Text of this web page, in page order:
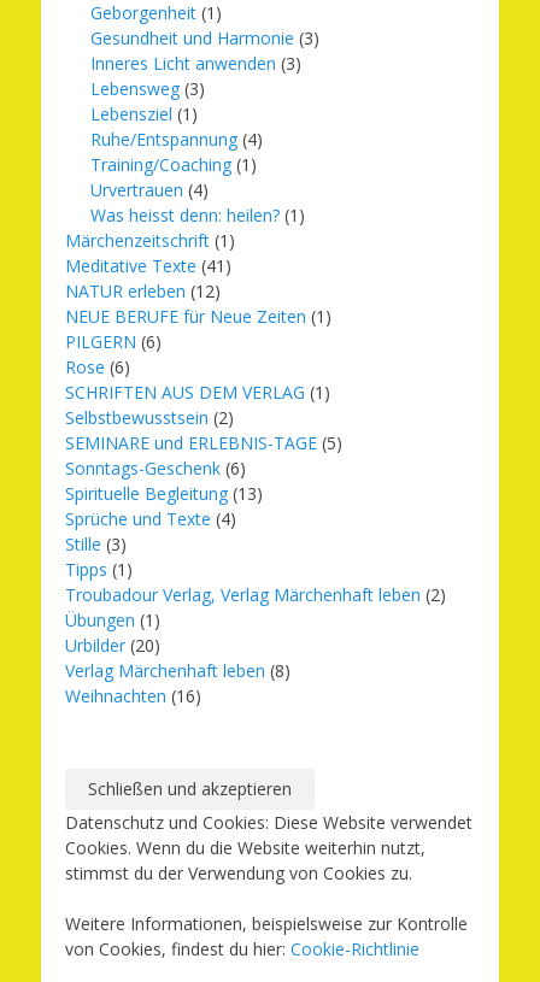
Geborgenheit (1)
Gesundheit und Harmonie (3)
Inneres Licht anwenden (3)
Lebensweg (3)
Lebensziel (1)
Ruhe/Entspannung (4)
Training/Coaching (1)
Urvertrauen (4)
Was heisst denn: heilen? (1)
Märchenzeitschrift (1)
Meditative Texte (41)
NATUR erleben (12)
NEUE BERUFE für Neue Zeiten (1)
PILGERN (6)
Rose (6)
SCHRIFTEN AUS DEM VERLAG (1)
Selbstbewusstsein (2)
SEMINARE und ERLEBNIS-TAGE (5)
Sonntags-Geschenk (6)
Spirituelle Begleitung (13)
Sprüche und Texte (4)
Stille (3)
Tipps (1)
Troubadour Verlag, Verlag Märchenhaft leben (2)
Übungen (1)
Urbilder (20)
Verlag Märchenhaft leben (8)
Weihnachten (16)
Datenschutz und Cookies: Diese Website verwendet
Cookies. Wenn du die Website weiterhin nutzt,
stimmst du der Verwendung von Cookies zu.
Weitere Informationen, beispielsweise zur Kontrolle
von Cookies, findest du hier: Cookie-Richtlinie